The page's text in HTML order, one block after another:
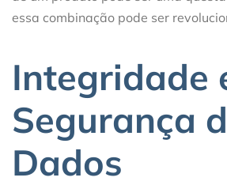
essa combinação pode ser
Integridade
Segurança
Dados